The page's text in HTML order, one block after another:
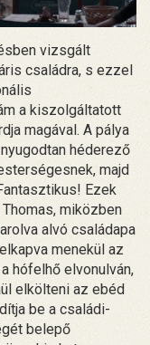
vizsgált
családra, s ezzel
a kiszolgáltatott
magával. A pálya
héderező
majd
Ezek
miközben
alvó családapa
menekül az
hófelhő elvonulván,
elkölteni az ebéd
be a családi-
belepő